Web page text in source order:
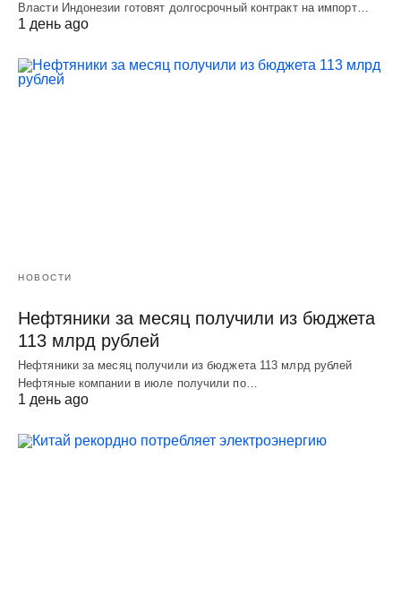
Власти Индонезии готовят долгосрочный контракт на импорт…
1 день ago
НОВОСТИ
Нефтяники за месяц получили из бюджета
113 млрд рублей
Нефтяники за месяц получили из бюджета 113 млрд рублей
Нефтяные компании в июле получили по…
1 день ago